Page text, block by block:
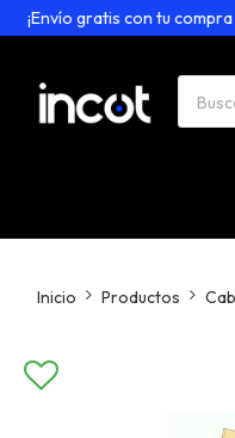
¡Envío gratis con tu compra
Inicio Productos